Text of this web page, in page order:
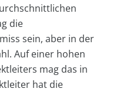
die
sein, aber in der
Auf einer hohen
mag das in
hat die